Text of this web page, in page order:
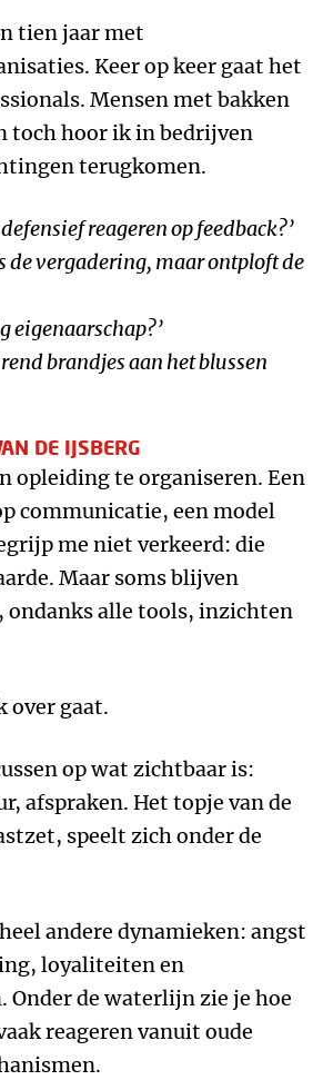
tien jaar met
Keer op keer gaat het
Mensen met bakken
toch hoor ik in bedrijven
terugkomen.
reageren op feedback?’
de vergadering, maar ontploft de
eigenaarschap?’
brandjes aan het blussen
DE IJSBERG
opleiding te organiseren. Een
communicatie, een model
me niet verkeerd: die
Maar soms blijven
alle tools, inzichten
over gaat.
op wat zichtbaar is:
afspraken. Het topje van de
speelt zich onder de
andere dynamieken: angst
loyaliteiten en
de waterlijn zie je hoe
reageren vanuit oude